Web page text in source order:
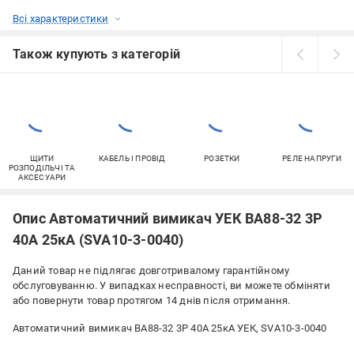
Всі характеристики
Також купують з категорій
ЩИТИ
РОЗПОДІЛЬЧІ ТА
АКСЕСУАРИ
КАБЕЛЬ І ПРОВІД РОЗЕТКИ РЕЛЕ НАПРУГИ
Опис Автоматичний вимикач УЕК ВА88-32 3Р
40А 25кА (SVA10-3-0040)
Даний товар не підлягає довготривалому гарантійному
обслуговуванню. У випадках несправності, ви можете обміняти
або повернути товар протягом 14 днів після отримання.
Автоматичний вимикач ВА88-32 3Р 40А 25кА УЕК, SVA10-3-0040